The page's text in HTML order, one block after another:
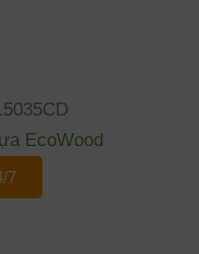
EcoWood
7